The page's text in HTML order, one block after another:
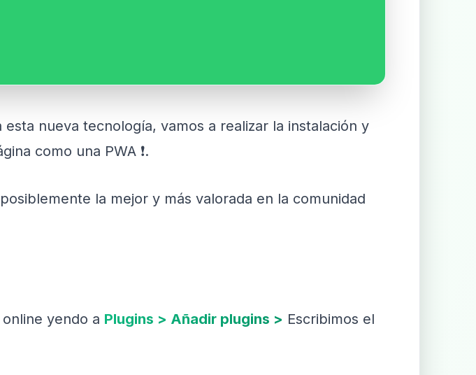
nueva tecnología, vamos a realizar la instalación y
como una PWA ❗.
la mejor y más valorada en la comunidad
yendo a Plugins > Añadir plugins > Escribimos el